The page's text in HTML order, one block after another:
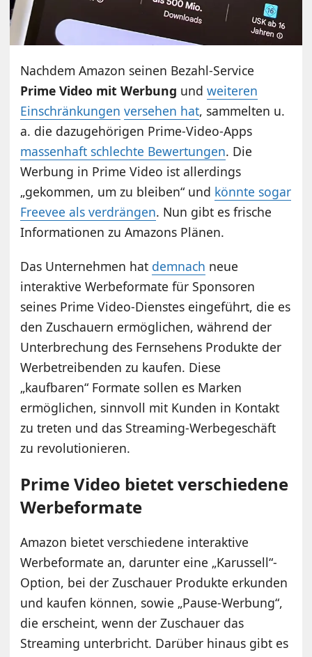
Nachdem Amazon seinen Bezahl-Service
Prime Video mit Werbung undweiteren
Einschränkungen versehen hat, sammelten u.
a. die dazugehörigen Prime-Video-Apps
massenhaft schlechte Bewertungen. Die
Werbung in Prime Video ist allerdings
„gekommen, um zu bleiben“ und könnte sogar
Freevee als verdrängen. Nun gibt es frische
Informationen zu Amazons Plänen.
Das Unternehmen hat demnach neue
interaktive Werbeformate für Sponsoren
seines Prime Video-Dienstes eingeführt, die es
den Zuschauern ermöglichen, während der
Unterbrechung des Fernsehens Produkte der
Werbetreibenden zu kaufen. Diese
„kaufbaren“ Formate sollen es Marken
ermöglichen, sinnvoll mit Kunden in Kontakt
zu treten und das Streaming-Werbegeschäft
zu revolutionieren.
Prime Video bietet verschiedene
Werbeformate
Amazon bietet verschiedene interaktive
Werbeformate an, darunter eine „Karussell“-
Option, bei der Zuschauer Produkte erkunden
und kaufen können, sowie „Pause-Werbung“,
die erscheint, wenn der Zuschauer das
Streaming unterbricht. Darüber hinaus gibt es